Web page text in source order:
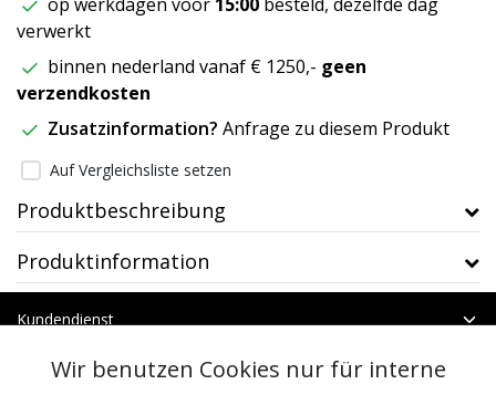
verwerkt
binnen nederland vanaf € 1250,- geen
verzendkosten
Zusatzinformation? Anfrage zu diesem Produkt
Auf Vergleichsliste setzen
Produktbeschreibung
Produktinformation
Kundendienst
Kategorien
Wir benutzen Cookies nur für interne